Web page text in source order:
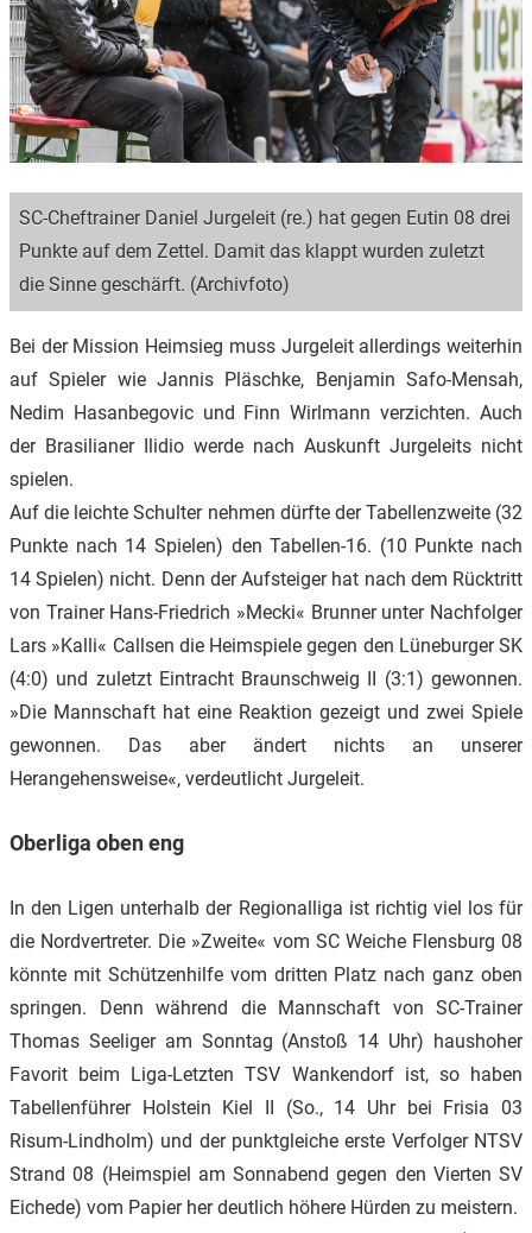
SC-Cheftrainer Daniel Jurgeleit (re.) hat gegen Eutin 08 drei
Punkte auf dem Zettel. Damit das klappt wurden zuletzt
die Sinne geschärft. (Archivfoto)
Bei der Mission Heimsieg muss Jurgeleit allerdings weiterhin
auf Spieler wie Jannis Pläschke, Benjamin Safo-Mensah,
Nedim Hasanbegovic und Finn Wirlmann verzichten. Auch
der Brasilianer Ilidio werde nach Auskunft Jurgeleits nicht
spielen.
Auf die leichte Schulter nehmen dürfte der Tabellenzweite (32
Punkte nach 14 Spielen) den Tabellen-16. (10 Punkte nach
14 Spielen) nicht. Denn der Aufsteiger hat nach dem Rücktritt
von Trainer Hans-Friedrich »Mecki« Brunner unter Nachfolger
Lars »Kalli« Callsen die Heimspiele gegen den Lüneburger SK
(4:0) und zuletzt Eintracht Braunschweig II (3:1) gewonnen.
»Die Mannschaft hat eine Reaktion gezeigt und zwei Spiele
gewonnen. Das aber ändert nichts an unserer
Herangehensweise«, verdeutlicht Jurgeleit.
Oberliga oben eng
In den Ligen unterhalb der Regionalliga ist richtig viel los für
die Nordvertreter. Die »Zweite« vom SC Weiche Flensburg 08
könnte mit Schützenhilfe vom dritten Platz nach ganz oben
springen. Denn während die Mannschaft von SC-Trainer
Thomas Seeliger am Sonntag (Anstoß 14 Uhr) haushoher
Favorit beim Liga-Letzten TSV Wankendorf ist, so haben
Tabellenführer Holstein Kiel II (So., 14 Uhr bei Frisia 03
Risum-Lindholm) und der punktgleiche erste Verfolger NTSV
Strand 08 (Heimspiel am Sonnabend gegen den Vierten SV
Eichede) vom Papier her deutlich höhere Hürden zu meistern.